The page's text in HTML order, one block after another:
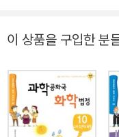
7권에서는 교과서 속에
구별하는 방법, 화합물이
등 화합물에 관한 기본적
영역까지 풀이해 준다.
방식에 이르기까지 우리
을 갖게 되는 게 아닐까
학》편은 화학에 처음
수 있는 음식을 통해서
다. 복잡한 기호와 수식
이 상품을 구입한 분